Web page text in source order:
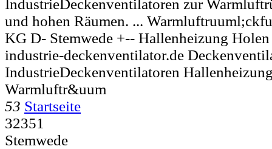
IndustrieDeckenventilatoren zur
und hohen Räumen. ...
KG D- Stemwede +-- Hallenheizung Holen
industrie-deckenventilator.de
IndustrieDeckenventilatoren
Warmluftr&uum
53 Startseite
32351
Stemwede